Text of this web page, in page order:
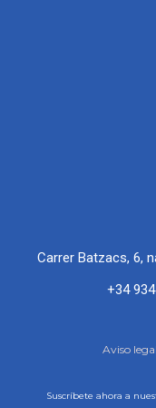
Carrer Batzacs, 6,
+34
Aviso legal
Suscríbete ahora a